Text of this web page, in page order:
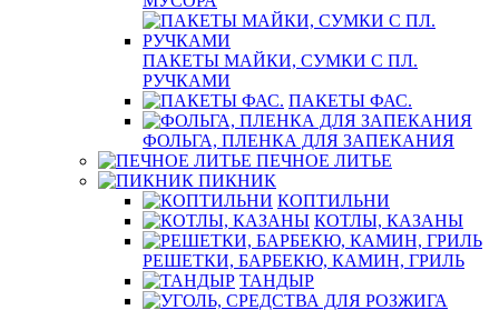
ПАКЕТЫ МАЙКИ, СУМКИ С ПЛ.
РУЧКАМИ
ПАКЕТЫ ФАС.
ФОЛЬГА, ПЛЕНКА ДЛЯ ЗАПЕКАНИЯ
ПЕЧНОЕ ЛИТЬЕ
ПИКНИК
КОПТИЛЬНИ
КОТЛЫ, КАЗАНЫ
РЕШЕТКИ, БАРБЕКЮ, КАМИН, ГРИЛЬ
ТАНДЫР